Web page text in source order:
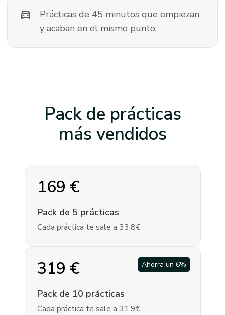
directions_car
Prácticas de 45 minutos que empiezan
y acaban en el mismo punto.
Pack de prácticas
más vendidos
169 €
Pack de 5 prácticas
Cada práctica te sale a 33,8€
Ahorra un 6%
319 €
Pack de 10 prácticas
Cada práctica te sale a 31,9€